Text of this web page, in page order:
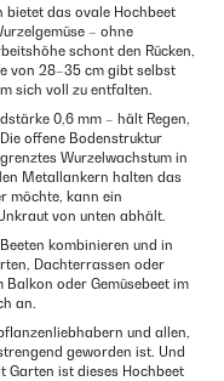
bietet das ovale Hochbeet
– ohne
schont den Rücken,
von 28–35 cm gibt selbst
sich voll zu entfalten.
0,6 mm – hält Regen,
offene Bodenstruktur
Wurzelwachstum in
Metallankern halten das
möchte, kann ein
von unten abhält.
kombinieren und in
Dachterrassen oder
oder Gemüsebeet im
an.
und allen,
geworden ist. Und
Garten ist dieses Hochbeet